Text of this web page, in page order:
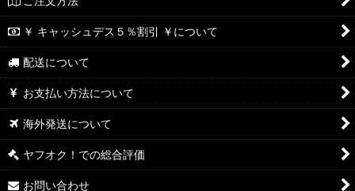
￥ キャッシュデス５％割引 ￥について
配送について
お支払い方法について
海外発送について
ヤフオク！での総合評価
お問い合わせ